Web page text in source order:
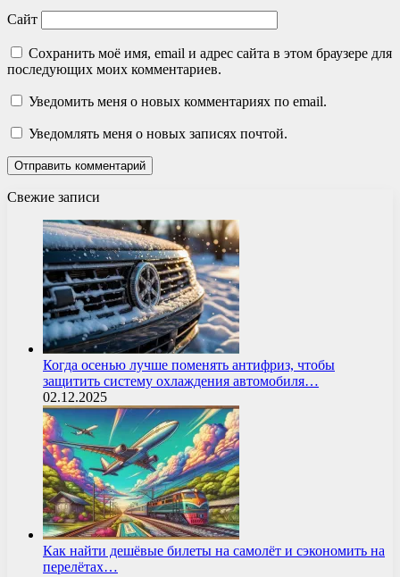
Сайт
Сохранить моё имя, email и адрес сайта в этом браузере для
последующих моих комментариев.
Уведомить меня о новых комментариях по email.
Уведомлять меня о новых записях почтой.
Свежие записи
Когда осенью лучше поменять антифриз, чтобы
защитить систему охлаждения автомобиля…
02.12.2025
Как найти дешёвые билеты на самолёт и сэкономить на
перелётах…